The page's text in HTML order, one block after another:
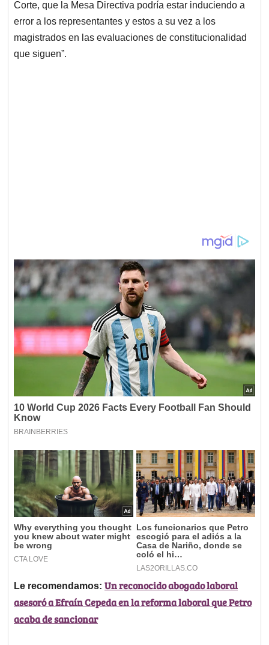
Corte, que la Mesa Directiva podría estar induciendo a
error a los representantes y estos a su vez a los
magistrados en las evaluaciones de constitucionalidad
que siguen”.
Le recomendamos: Un reconocido abogado laboral
asesoró a Efraín Cepeda en la reforma laboral que Petro
acaba de sancionar